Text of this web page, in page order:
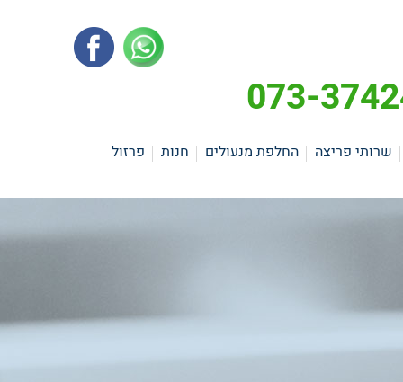
שרותי פריצה החלפת מנעולים חנות פרזול